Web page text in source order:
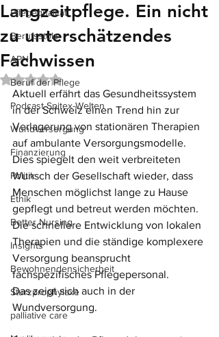
Pflegequalität
Berufsstolz
APN
Beruf der Pflege
Podcast Spitex-Welten
Wundversorgung
Finanzierung
Politik
Ethik
Better Nursing
Insights
Bewohnendensicherheit
Sturzprophylaxe
palliative care
Langzeitpflege. Ein nicht
zu unterschätzendes
Fachwissen
Mit NaN von 5 Sternen bewertet.
Aktuell erfährt das Gesundheitssystem
in der Schweiz einen Trend hin zur
Verlagerung von stationären Therapien
auf ambulante Versorgungsmodelle.
Dies spiegelt den weit verbreiteten
Wunsch der Gesellschaft wieder, dass
Menschen möglichst lange zu Hause
gepflegt und betreut werden möchten.
Die schnellere Entwicklung von lokalen
Therapien und die ständige komplexere
Versorgung beansprucht
fachspezifisches Pflegepersonal.
Das zeigt sich auch in der
Wundversorgung.